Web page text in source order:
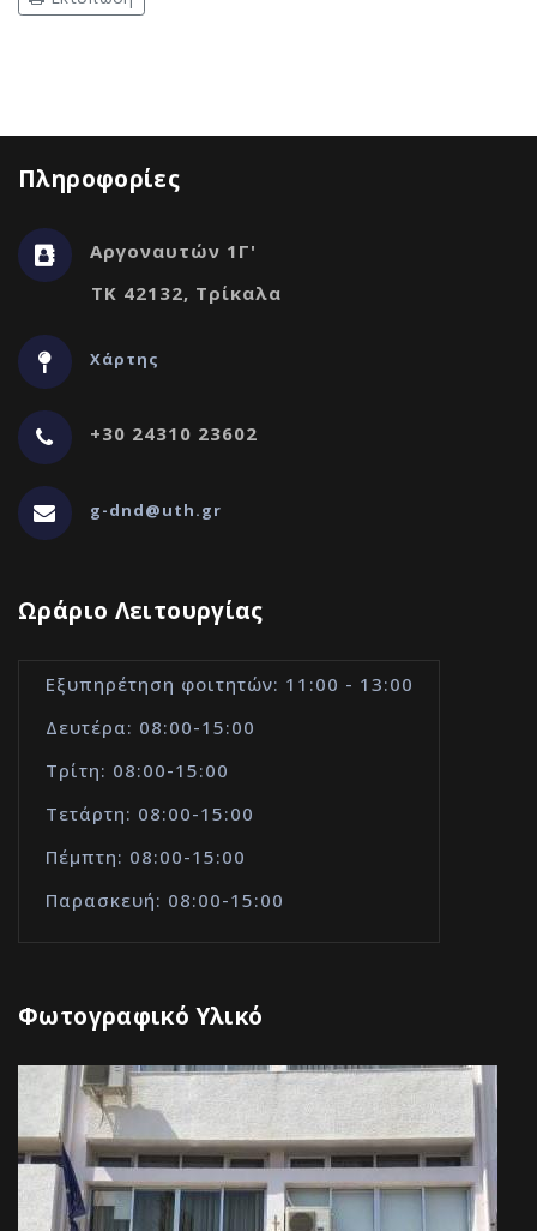
Πληροφορίες
Αργοναυτών 1Γ'
ΤΚ 42132, Τρίκαλα
Χάρτης
+30 24310 23602
g-dnd@uth.gr
Ωράριο Λειτουργίας
Εξυπηρέτηση φοιτητών: 11:00 - 13:00
Δευτέρα: 08:00-15:00
Τρίτη: 08:00-15:00
Τετάρτη: 08:00-15:00
Πέμπτη: 08:00-15:00
Παρασκευή: 08:00-15:00
Φωτογραφικό Υλικό